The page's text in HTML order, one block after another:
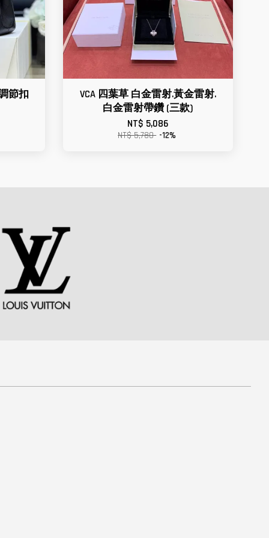
節扣
VCA 四葉草 白金雷射.黃金雷射.
白金雷射帶鑽 (三款)
NT$ 5,086
NT$ 5,780 -12%